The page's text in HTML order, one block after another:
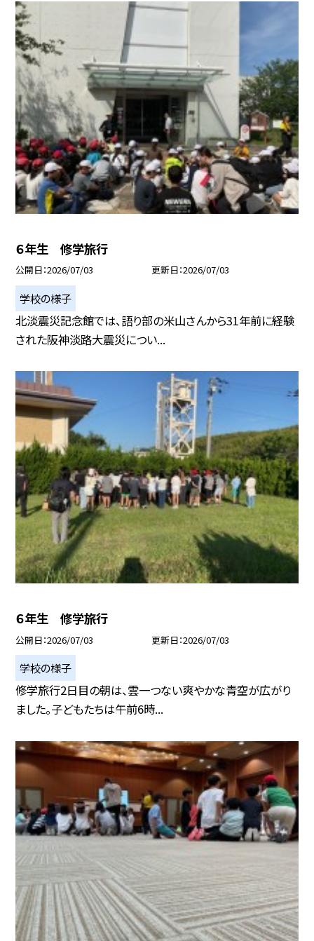
６年生 修学旅行
公開日 2026/07/03 更新日 2026/07/03
学校の様子
北淡震災記念館では、語り部の米山さんから31年前に経験
された阪神淡路大震災につい...
６年生 修学旅行
公開日 2026/07/03 更新日 2026/07/03
学校の様子
修学旅行2日目の朝は、雲一つない爽やかな青空が広がり
ました。子どもたちは午前6時...